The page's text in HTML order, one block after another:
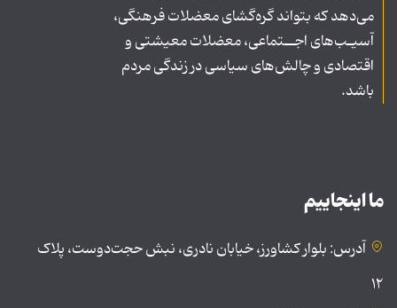
می‌دهد که بتواند گره‌گشای معضلات فرهنگی،
آسیـب‌های اجــتماعی، معضلات معیشتی و
اقتصادی و چالش‌های سیاسی در زندگی مردم
باشد.
ما اینجاییم
آدرس: بلوار کشاورز، خیابان نادری، نبش حجت‌دوست، پلاک
۱۲